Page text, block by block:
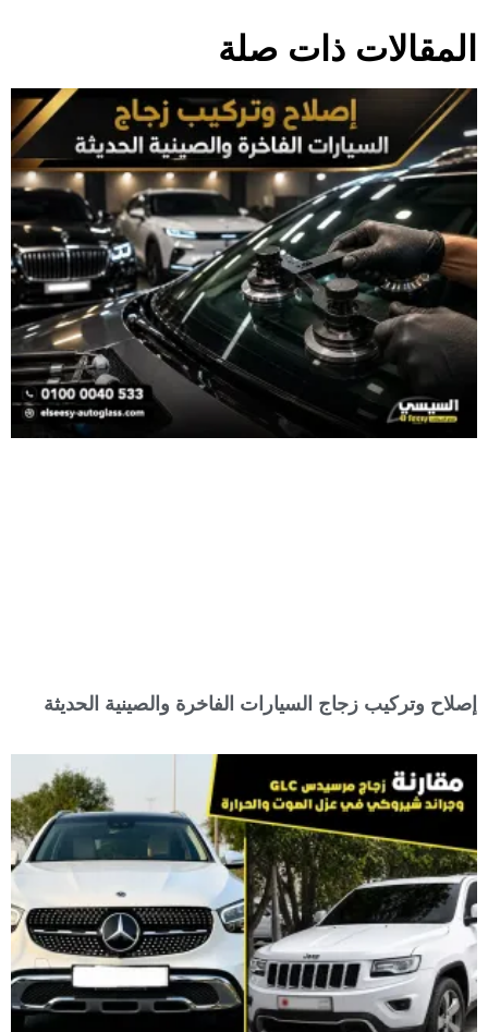
المقالات ذات صلة
إصلاح وتركيب زجاج السيارات الفاخرة والصينية الحديثة